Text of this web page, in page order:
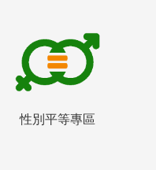
性別平等專區